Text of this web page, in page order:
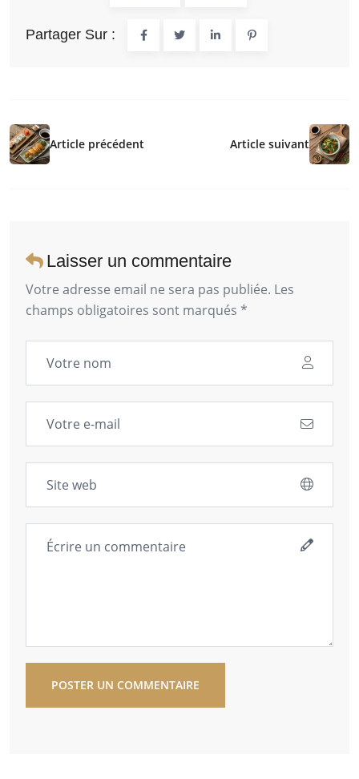
Partager Sur :
Article précédent Article suivant
Laisser un commentaire
Votre adresse email ne sera pas publiée. Les
champs obligatoires sont marqués *
POSTER UN COMMENTAIRE